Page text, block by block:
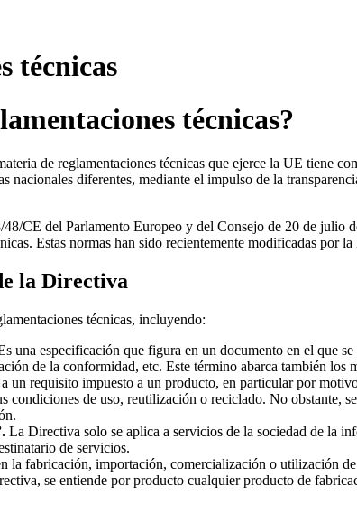
técnicas
técnicas?
de reglamentaciones técnicas que ejerce la UE tiene
nacionales diferentes, mediante el impulso de la
CE del Parlamento Europeo y del Consejo de 20 de
Estas normas han sido recientemente modificadas
la Directiva
técnicas, incluyendo:
una especificación que figura en un documento en el que
de la conformidad, etc. Este término abarca también los
a un requisito impuesto a un producto, en particular por
condiciones de uso, reutilización o reciclado. No obstante,
La Directiva solo se aplica a servicios de la sociedad de la
de servicios.
la fabricación, importación, comercialización o utilización
se entiende por producto cualquier producto de